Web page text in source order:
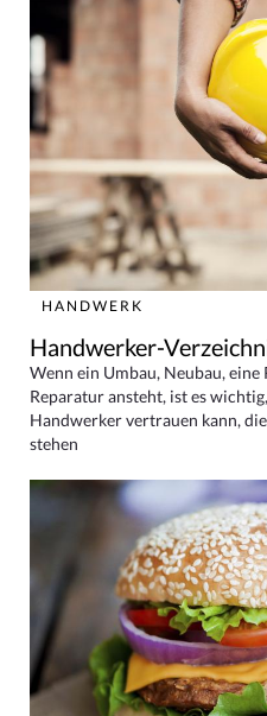
HANDWERK
Handwerker-
Wenn ein Umbau, Neubau,
Reparatur ansteht, ist es
Handwerker vertrauen kann,
stehen